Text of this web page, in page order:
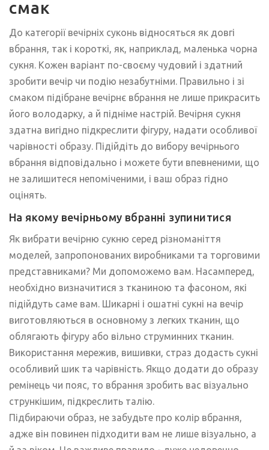
смак
До категорії вечірніх суконь відносяться як довгі
вбрання, так і короткі, як, наприклад, маленька чорна
сукня. Кожен варіант по-своєму чудовий і здатний
зробити вечір чи подію незабутніми. Правильно і зі
смаком підібране вечірнє вбрання не лише прикрасить
його володарку, а й підніме настрій. Вечірня сукня
здатна вигідно підкреслити фігуру, надати особливої ​​
чарівності образу. Підійдіть до вибору вечірнього
вбрання відповідально і можете бути впевненими, що
не залишитеся непоміченими, і ваш образ гідно
оцінять.
На якому вечірньому вбранні зупинитися
Як вибрати вечірню сукню серед різноманіття
моделей, запропонованих виробниками та торговими
представниками? Ми допоможемо вам. Насамперед,
необхідно визначитися з тканиною та фасоном, які
підійдуть саме вам. Шикарні і ошатні сукні на вечір
виготовляються в основному з легких тканин, що
облягають фігуру або вільно струминних тканин.
Використання мережив, вишивки, страз додасть сукні
особливий шик та чарівність. Якщо додати до образу
ремінець чи пояс, то вбрання зробить вас візуально
стрункішим, підкреслить талію.
Підбираючи образ, не забудьте про колір вбрання,
адже він повинен підходити вам не лише візуально, а